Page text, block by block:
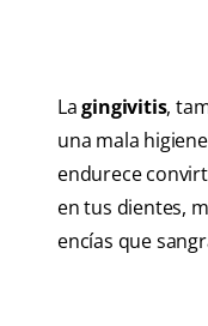
Lagingivitis,
una mala
endurece
en tus dientes,
encías que